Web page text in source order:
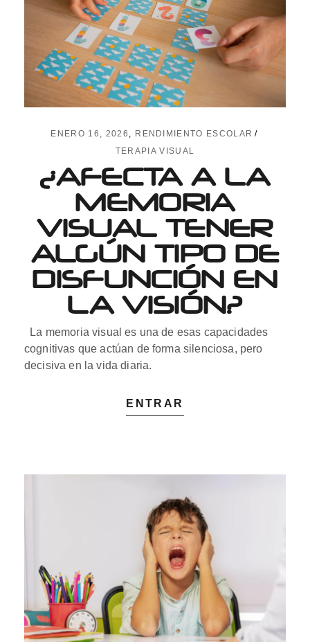
ENERO 16, 2026
RENDIMIENTO ESCOLAR
TERAPIA VISUAL
¿AFECTA A LA
MEMORIA
VISUAL TENER
ALGÚN TIPO DE
DISFUNCIÓN EN
LA VISIÓN?
La memoria visual es una de esas capacidades
cognitivas que actúan de forma silenciosa, pero
decisiva en la vida diaria.
ENTRAR